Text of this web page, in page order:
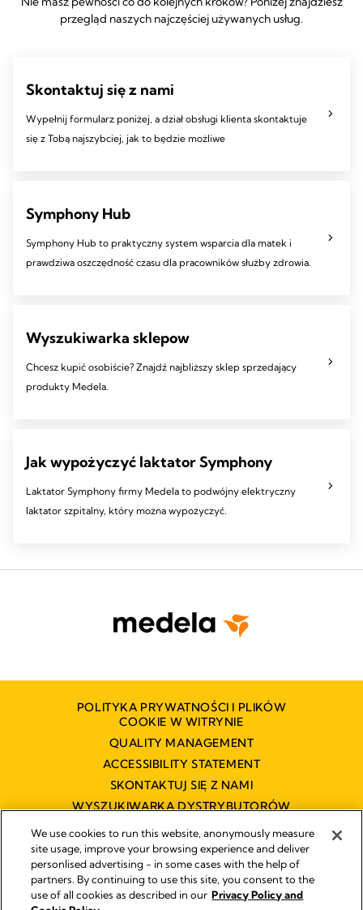
przegląd naszych najczęściej używanych usług.
Skontaktuj się z nami
Wypełnij formularz poniżej, a dział obsługi klienta skontaktuje
się z Tobą najszybciej, jak to będzie możliwe
Symphony Hub
Symphony Hub to praktyczny system wsparcia dla matek i
prawdziwa oszczędność czasu dla pracowników służby zdrowia.
Wyszukiwarka sklepow
Chcesz kupić osobiście? Znajdź najbliższy sklep sprzedający
produkty Medela.
Jak wypożyczyć laktator Symphony
Laktator Symphony firmy Medela to podwójny elektryczny
laktator szpitalny, który można wypożyczyć.
POLITYKA PRYWATNOŚCI I PLIKÓW
COOKIE W WITRYNIE
QUALITY MANAGEMENT
ACCESSIBILITY STATEMENT
SKONTAKTUJ SIĘ Z NAMI
WYSZUKIWARKA DYSTRYBUTORÓW
OŚWIADCZENIE O DOSTĘPNOŚCI
Impressum
Legal Notice
We use cookies to run this website, anonymously measure
site usage, improve your browsing experience and deliver
personlised advertising - in some cases with the help of
partners. By continuing to use this site, you consent to the
use of all cookies as described in our Privacy Policy and